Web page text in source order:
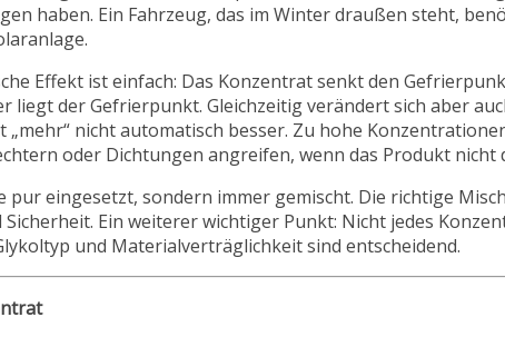
haben. Ein Fahrzeug, das im Winter draußen steht,
Effekt ist einfach: Das Konzentrat senkt den
liegt der Gefrierpunkt. Gleichzeitig verändert sich aber
„mehr“ nicht automatisch besser. Zu hohe
oder Dichtungen angreifen, wenn das Produkt nicht
eingesetzt, sondern immer gemischt. Die richtige
Ein weiterer wichtiger Punkt: Nicht jedes
und Materialverträglichkeit sind entscheidend.